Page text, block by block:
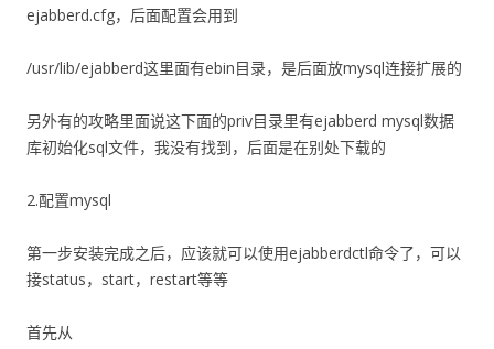
ejabberd.cfg，后面配置会用到
/usr/lib/ejabberd这里面有ebin目录，是后面放mysql连接扩展的
另外有的攻略里面说这下面的priv目录里有ejabberd mysql数据
库初始化sql文件，我没有找到，后面是在别处下载的
2.配置mysql
第一步安装完成之后，应该就可以使用ejabberdctl命令了，可以
接status，start，restart等等
首先从